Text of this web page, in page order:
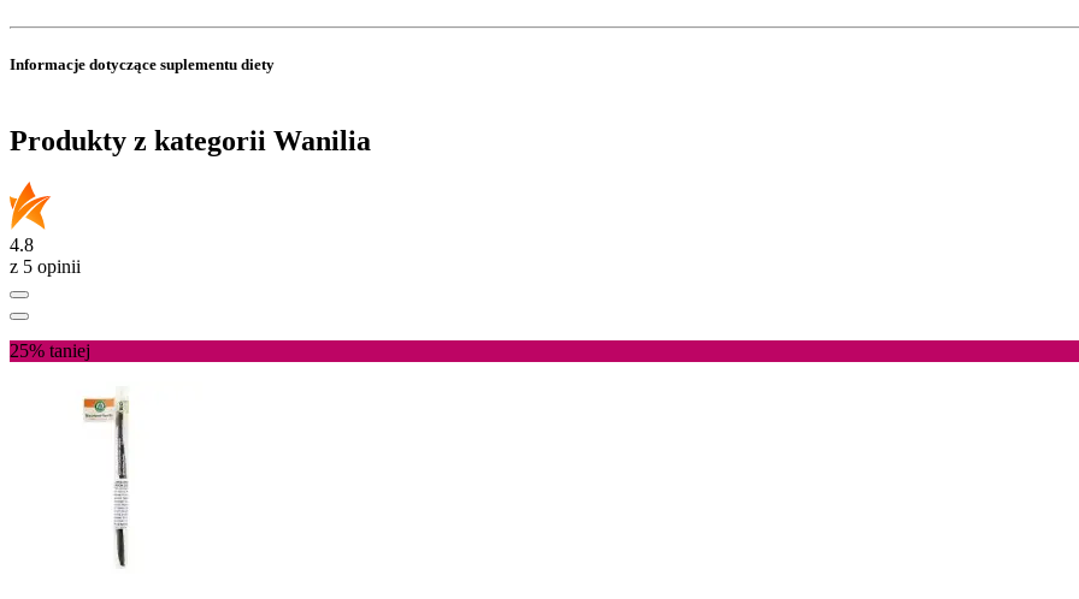
Informacje dotyczące suplementu diety
Produkty z kategorii Wanilia
4.8
z 5 opinii
25% taniej